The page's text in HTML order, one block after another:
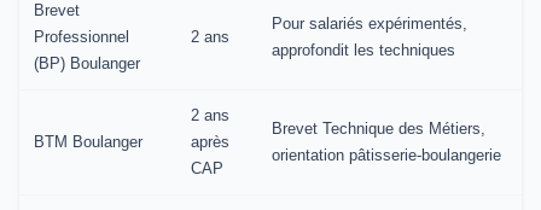
Brevet
Professionnel
(BP) Boulanger
2 ans
Pour salariés expérimentés,
approfondit les techniques
BTM Boulanger
2 ans
après
CAP
Brevet Technique des Métiers,
orientation pâtisserie-boulangerie